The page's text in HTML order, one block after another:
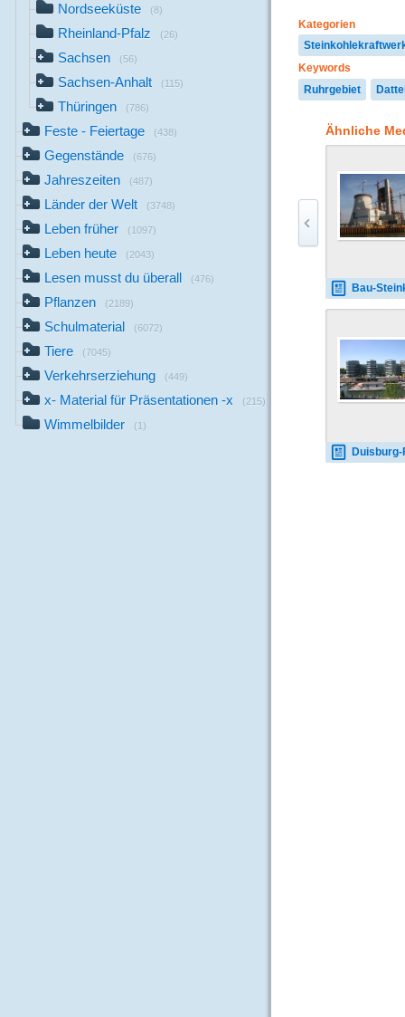
Nordseeküste (8)
Rheinland-Pfalz (26)
Sachsen (56)
Sachsen-Anhalt (115)
Thüringen (786)
Feste - Feiertage (438)
Gegenstände (676)
Jahreszeiten (487)
Länder der Welt (3748)
Leben früher (1097)
Leben heute (2043)
Lesen musst du überall (476)
Pflanzen (2189)
Schulmaterial (6072)
Tiere (7045)
Verkehrserziehung (449)
x- Material für Präsentationen -x (215)
Wimmelbilder (1)
Kategorien
Keywords
Ruhrgebiet
Ähnliche
Bau-
Duisburg-Five-